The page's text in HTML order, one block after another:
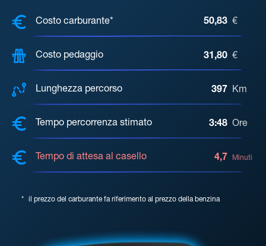
COSTI, DISTANZA, TEMPO DI
Costo carburante* 50,83 €
Costo pedaggio 31,80 €
Lunghezza percorso 397 Km
Tempo percorrenza stimato 3:48 Ore
Tempo di attesa al casello 4,7 Minuti
* il prezzo del carburante fa riferimento al prezzo della benzina